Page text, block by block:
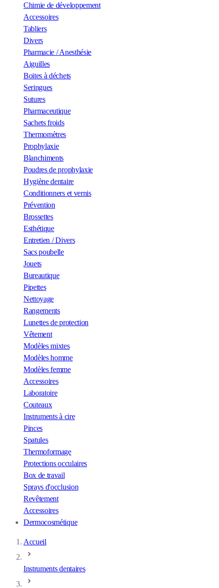
Chimie de développement
Accessoires
Tabliers
Divers
Pharmacie / Anesthésie
Aiguilles
Boites à déchets
Seringues
Sutures
Pharmaceutique
Sachets froids
Thermomètres
Prophylaxie
Blanchiments
Poudres de prophylaxie
Hygiène dentaire
Conditionners et vernis
Prévention
Brossettes
Esthétique
Entretien / Divers
Sacs poubelle
Jouets
Bureautique
Pipettes
Nettoyage
Rangements
Lunettes de protection
Vêtement
Modèles mixtes
Modèles homme
Modèles femme
Accessoires
Laboratoire
Couteaux
Instruments à cire
Pinces
Spatules
Thermoformage
Protections occulaires
Box de travail
Sprays d'occlusion
Revêtement
Accessoires
Dermocosmétique
Accueil
Instruments dentaires